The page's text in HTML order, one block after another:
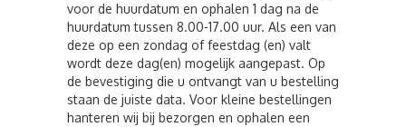
voor de huurdatum en ophalen 1 dag na de
huurdatum tussen 8.00-17.00 uur. Als een van
deze op een zondag of feestdag (en) valt
wordt deze dag(en) mogelijk aangepast. Op
de bevestiging die u ontvangt van u bestelling
staan de juiste data. Voor kleine bestellingen
hanteren wij bij bezorgen en ophalen een